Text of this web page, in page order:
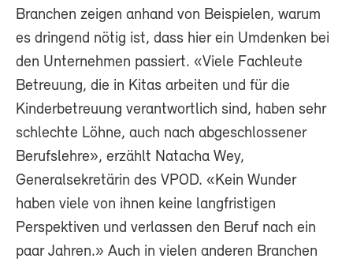
Branchen zeigen anhand von Beispielen, warum
es dringend nötig ist, dass hier ein Umdenken bei
den Unternehmen passiert. «Viele Fachleute
Betreuung, die in Kitas arbeiten und für die
Kinderbetreuung verantwortlich sind, haben sehr
schlechte Löhne, auch nach abgeschlossener
Berufslehre», erzählt Natacha Wey,
Generalsekretärin des VPOD. «Kein Wunder
haben viele von ihnen keine langfristigen
Perspektiven und verlassen den Beruf nach ein
paar Jahren.» Auch in vielen anderen Branchen